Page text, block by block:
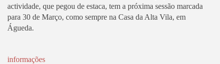
actividade, que pegou de estaca, tem a próxima sessão marcada
para 30 de Março, como sempre na Casa da Alta Vila, em
Águeda.
informações